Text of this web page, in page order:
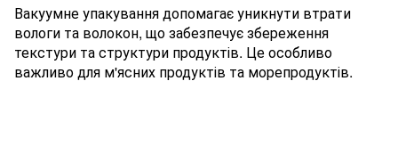
Вакуумне упакування допомагає уникнути втрати
вологи та волокон, що забезпечує збереження
текстури та структури продуктів. Це особливо
важливо для м'ясних продуктів та морепродуктів.